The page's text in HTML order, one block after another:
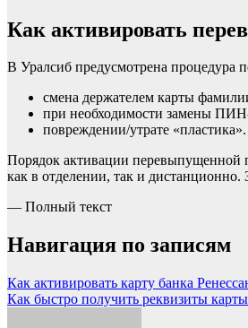
Как активировать
В Уралсиб предусмотрена процедура
смена держателем карты
при необходимости замены
повреждении/утрате «пластика».
Порядок активации перевыпущенной
как в отделении, так и
— Полный текст
Навигация по записям
Как активировать карту банка
Как быстро получить реквизиты